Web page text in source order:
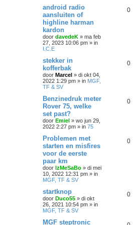
android radio
aansluiten of
highline harman
kardon
door davedeK » ma feb
27, 2023 10:06 pm » in
I.C.E
0
stekker in
kofferbak
door Marcel » di okt 04,
2022 1:29 pm » in MGF,
TF & SV
0
Benzinedruk meter
Rover 75, welke
set past?
door Emiel » wo jun 29,
2022 2:27 pm » in 75
0
Problemen met
starten en misfires
voor de eerste
paar km
door IzMeSaBo » di mei
10, 2022 12:31 pm » in
MGF, TF & SV
0
startknop
door Duco55 » di okt
26, 2021 10:54 pm » in
MGF, TF & SV
0
MGF steptronic